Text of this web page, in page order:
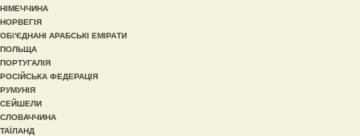
НІМЕЧЧИНА
НОРВЕГІЯ
ОБ\'ЄДНАНІ АРАБСЬКІ ЕМІРАТИ
ПОЛЬЩА
ПОРТУГАЛІЯ
РОСІЙСЬКА ФЕДЕРАЦІЯ
РУМУНІЯ
СЕЙШЕЛИ
СЛОВАЧЧИНА
ТАЇЛАНД